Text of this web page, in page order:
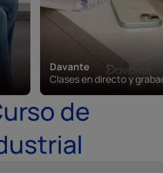
Davante
Clases en directo y
de